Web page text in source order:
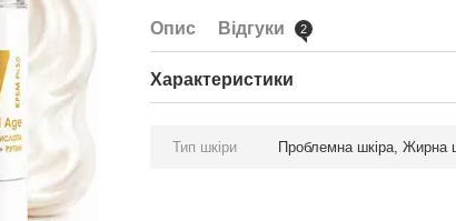
Опис Відгуки 2
Характеристики
Тип шкіри Проблемна шкіра, Жирна